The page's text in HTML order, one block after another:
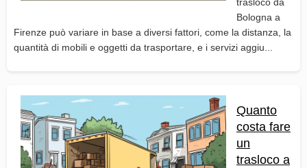
Bologna a
Firenze può variare in base a diversi fattori, come la distanza, la
quantità di mobili e oggetti da trasportare, e i servizi aggiu...
Quanto
costa fare
un
trasloco a